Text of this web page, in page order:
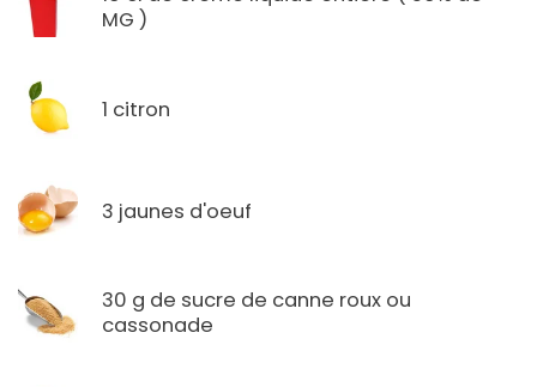
MG )
1 citron
3 jaunes d'oeuf
30 g de sucre de canne roux ou
cassonade